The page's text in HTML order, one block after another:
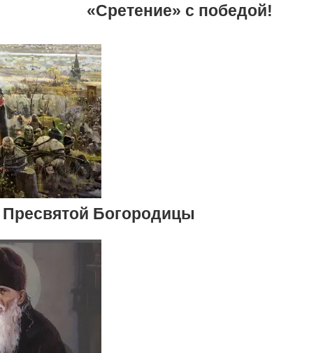
«Сретение» с победой!
Богородицы